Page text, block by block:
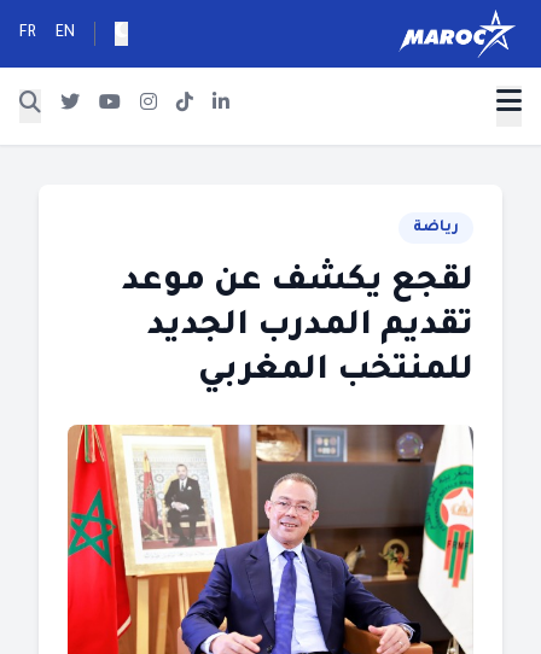
EN
FR
رياضة
لقجع يكشف عن موعد
تقديم المدرب الجديد
للمنتخب المغربي